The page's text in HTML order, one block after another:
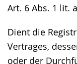
Art. 6 Abs. 1 lit.
Dient die
Vertrages,
oder der